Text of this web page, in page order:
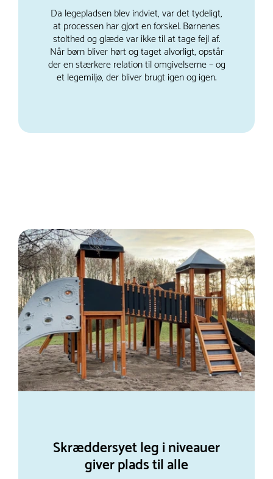
Da legepladsen blev indviet, var det tydeligt,
at processen har gjort en forskel. Børnenes
stolthed og glæde var ikke til at tage fejl af.
Når børn bliver hørt og taget alvorligt, opstår
der en stærkere relation til omgivelserne – og
et legemiljø, der bliver brugt igen og igen.
Skræddersyet leg i niveauer
giver plads til alle